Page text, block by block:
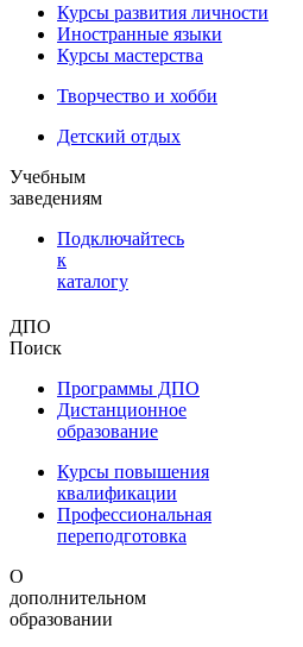
Курсы развития личности
Иностранные языки
Курсы мастерства
Творчество и хобби
Детский отдых
Учебным
заведениям
Подключайтесь
к
каталогу
ДПО
Поиск
Программы ДПО
Дистанционное
образование
Курсы повышения
квалификации
Профессиональная
переподготовка
О
дополнительном
образовании